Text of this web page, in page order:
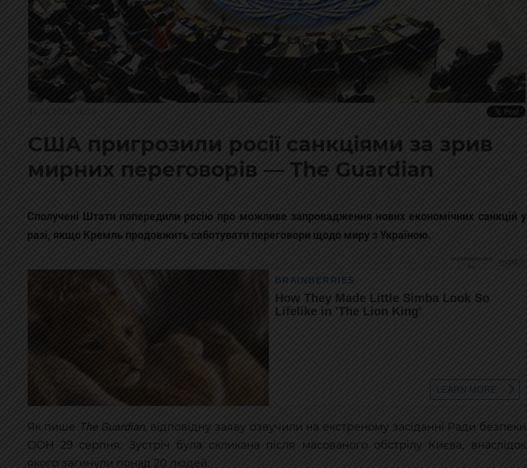
США пригрозили росії санкціями за зрив
мирних переговорів — The Guardian
Сполучені Штати попередили росію про можливе запровадження нових економічних санкцій у
разі, якщо Кремль продовжить саботувати переговори щодо миру з Україною.
Як пише The Guardian, відповідну заяву озвучили на екстреному засіданні Ради безпеки
ООН 29 серпня. Зустріч була скликана після масованого обстрілу Києва, внаслідок
якого загинули понад 20 людей.